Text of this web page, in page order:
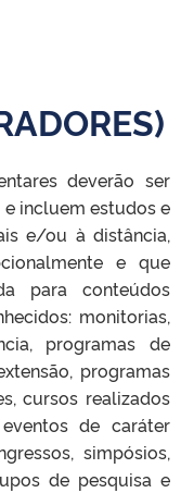
deverão ser
incluem estudos e
e/ou à distância,
e que
para conteúdos
monitorias,
programas de
programas
cursos realizados
de caráter
simpósios,
de pesquisa e